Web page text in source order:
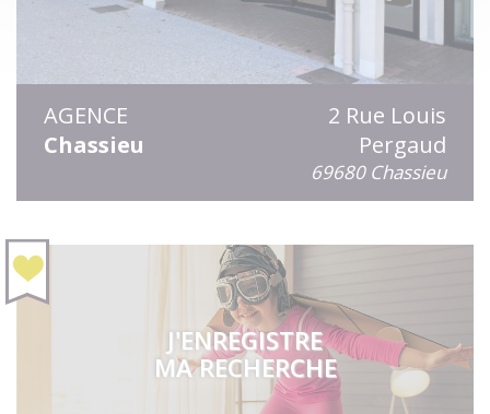
AGENCE
Chassieu
2 Rue Louis
Pergaud
69680 Chassieu
J'ENREGISTRE
MA RECHERCHE